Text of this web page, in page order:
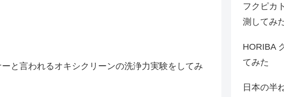
と言われるオキシクリーンの洗浄力実験をしてみ
フクピカ
測してみ
HORIBA
てみた
日本の半